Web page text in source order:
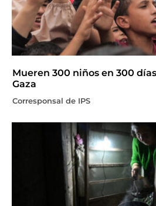
Mueren 300 niños en 300
Gaza
Corresponsal de IPS